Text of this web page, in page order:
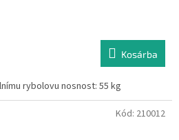
Kosárba
rybolovu nosnost: 55 kg
Kód: 210012